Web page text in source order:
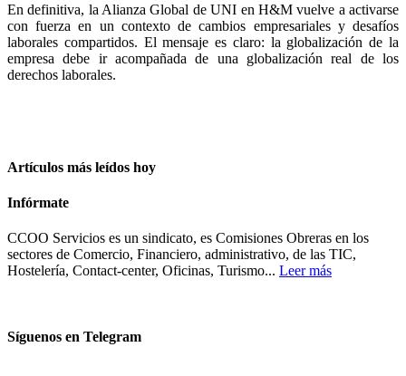
En definitiva, la Alianza Global de UNI en H&M vuelve a activarse
con fuerza en un contexto de cambios empresariales y desafíos
laborales compartidos. El mensaje es claro: la globalización de la
empresa debe ir acompañada de una globalización real de los
derechos laborales.
Artículos más leídos hoy
Infórmate
CCOO Servicios es un sindicato, es Comisiones Obreras en los
sectores de Comercio, Financiero, administrativo, de las TIC,
Hostelería, Contact-center, Oficinas, Turismo... Leer más
Síguenos en Telegram